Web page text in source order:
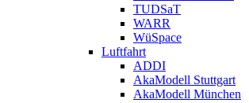
TUDSaT
WARR
WüSpace
Luftfahrt
ADDI
AkaModell Stuttgart
AkaModell München